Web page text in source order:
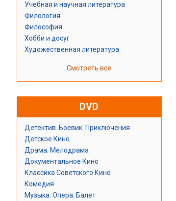
Учебная и научная литература
Филология
Философия
Хобби и досуг
Художественная литература
Смотреть все
DVD
Детектив. Боевик. Приключения
Детское Кино
Драма. Мелодрама
Документальное Кино
Классика Советского Кино
Комедия
Музыка. Опера. Балет